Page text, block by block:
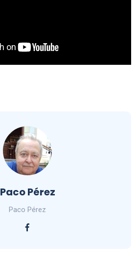
Paco Pérez
Paco Pérez